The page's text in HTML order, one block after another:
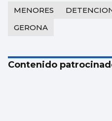
MENORES
GERONA
Contenido